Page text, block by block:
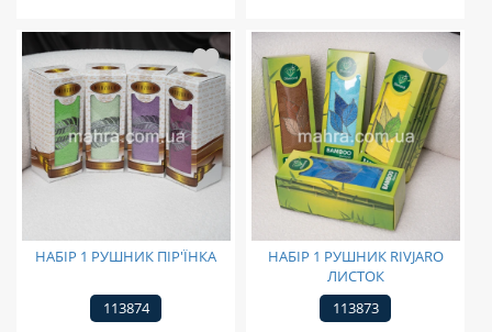
НАБІР 1 РУШНИК ПІР'ЇНКА
113874
НАБІР 1 РУШНИК RIVJARO
ЛИСТОК
113873